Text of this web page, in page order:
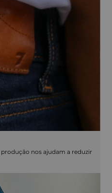
nos ajudam a reduzir